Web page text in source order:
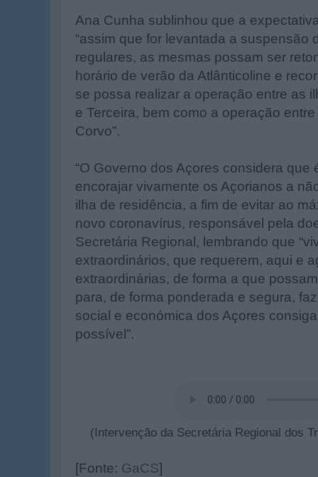
Ana Cunha sublinhou que a
“assim que for levantada a suspensão
regulares, as mesmas possam ser
horário de verão da Atlânticoline e
se possa realizar a operação entre as
e Terceira, bem como a operação
Corvo”.
“O Governo dos Açores considera que
encorajar vivamente os Açorianos a
ilha de residência, a fim de evitar ao
novo coronavírus, responsável pela
Secretária Regional, lembrando que
extraordinários, que requerem, aqui e
extraordinárias, de forma a que
para, de forma ponderada e segura,
social e económica dos Açores
possível”.
(Intervenção da Secretária Regional dos
[Fonte: GaCS]